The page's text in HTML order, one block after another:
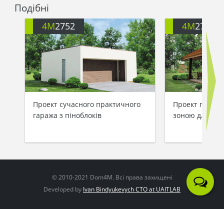
Подібні
4M2752
Проект сучасного практичного
гаража з піноблоків
4M2754
Проект
зоною для
© 2010-2021 Dom4M. Всі права захищені
Developed by Ivan Bindyukevych CTO at UAITLAB